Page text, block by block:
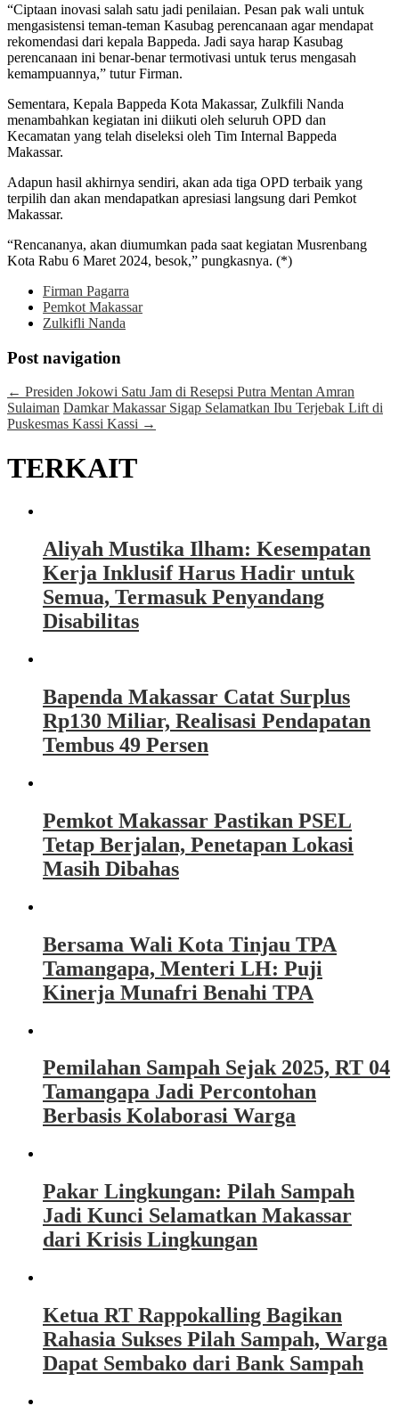
“Ciptaan inovasi salah satu jadi penilaian. Pesan pak wali untuk
mengasistensi teman-teman Kasubag perencanaan agar mendapat
rekomendasi dari kepala Bappeda. Jadi saya harap Kasubag
perencanaan ini benar-benar termotivasi untuk terus mengasah
kemampuannya,” tutur Firman.
Sementara, Kepala Bappeda Kota Makassar, Zulkfili Nanda
menambahkan kegiatan ini diikuti oleh seluruh OPD dan
Kecamatan yang telah diseleksi oleh Tim Internal Bappeda
Makassar.
Adapun hasil akhirnya sendiri, akan ada tiga OPD terbaik yang
terpilih dan akan mendapatkan apresiasi langsung dari Pemkot
Makassar.
“Rencananya, akan diumumkan pada saat kegiatan Musrenbang
Kota Rabu 6 Maret 2024, besok,” pungkasnya. (*)
Firman Pagarra
Pemkot Makassar
Zulkifli Nanda
Post navigation
← Presiden Jokowi Satu Jam di Resepsi Putra Mentan Amran
Sulaiman Damkar Makassar Sigap Selamatkan Ibu Terjebak Lift di
Puskesmas Kassi Kassi →
TERKAIT
Aliyah Mustika Ilham: Kesempatan
Kerja Inklusif Harus Hadir untuk
Semua, Termasuk Penyandang
Disabilitas
Bapenda Makassar Catat Surplus
Rp130 Miliar, Realisasi Pendapatan
Tembus 49 Persen
Pemkot Makassar Pastikan PSEL
Tetap Berjalan, Penetapan Lokasi
Masih Dibahas
Bersama Wali Kota Tinjau TPA
Tamangapa, Menteri LH: Puji
Kinerja Munafri Benahi TPA
Pemilahan Sampah Sejak 2025, RT 04
Tamangapa Jadi Percontohan
Berbasis Kolaborasi Warga
Pakar Lingkungan: Pilah Sampah
Jadi Kunci Selamatkan Makassar
dari Krisis Lingkungan
Ketua RT Rappokalling Bagikan
Rahasia Sukses Pilah Sampah, Warga
Dapat Sembako dari Bank Sampah